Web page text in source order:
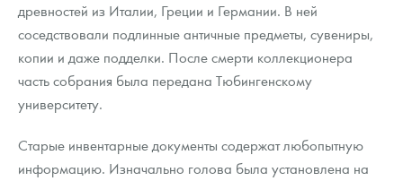
древностей из Италии, Греции и Германии. В ней
соседствовали подлинные античные предметы, сувениры,
копии и даже подделки. После смерти коллекционера
часть собрания была передана Тюбингенскому
университету.
Старые инвентарные документы содержат любопытную
информацию. Изначально голова была установлена на